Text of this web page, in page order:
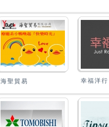
海聖貿易 幸福洋行